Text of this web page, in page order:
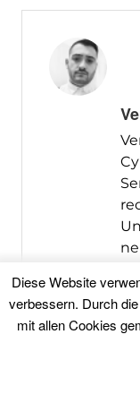
Diese Website
verbessern. Durch
mit allen Cookies